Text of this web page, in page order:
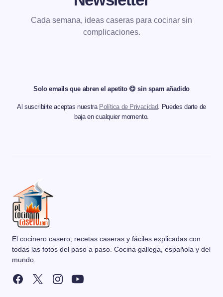
Cada semana, ideas caseras para cocinar sin
complicaciones.
Solo emails que abren el apetito 😋 sin spam añadido
Al suscribirte aceptas nuestra Política de Privacidad. Puedes darte de
baja en cualquier momento.
El cocinero casero, recetas caseras y fáciles explicadas con
todas las fotos del paso a paso. Cocina gallega, española y del
mundo.